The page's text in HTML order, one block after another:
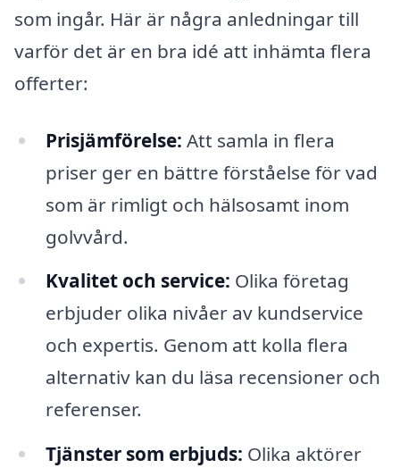
som ingår. Här är några anledningar till
varför det är en bra idé att inhämta flera
offerter:
Prisjämförelse: Att samla in flera
priser ger en bättre förståelse för vad
som är rimligt och hälsosamt inom
golvvård.
Kvalitet och service: Olika företag
erbjuder olika nivåer av kundservice
och expertis. Genom att kolla flera
alternativ kan du läsa recensioner och
referenser.
Tjänster som erbjuds: Olika aktörer